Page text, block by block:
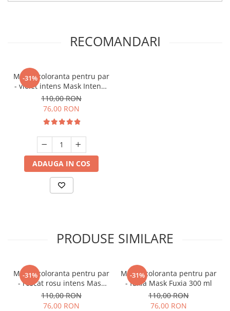
RECOMANDARI
-31%
Masca coloranta pentru par
- violet intens Mask Intense
Violet 300 ml
110,00 RON
76,00 RON
ADAUGA IN COS
PRODUSE SIMILARE
-31%
Masca coloranta pentru par
- roscat rosu intens Mask
Intense Red 300 ml
110,00 RON
76,00 RON
-31%
Masca coloranta pentru par
- fuxia Mask Fuxia 300 ml
110,00 RON
76,00 RON